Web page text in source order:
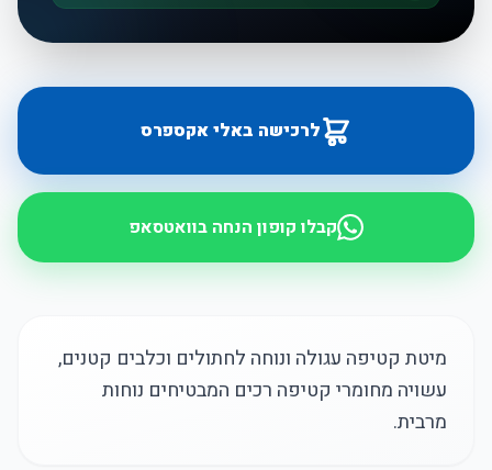
לרכישה באלי אקספרס
קבלו קופון הנחה בוואטסאפ
מיטת קטיפה עגולה ונוחה לחתולים וכלבים קטנים,
עשויה מחומרי קטיפה רכים המבטיחים נוחות
מרבית.